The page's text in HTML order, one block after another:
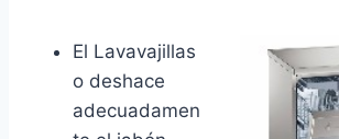
El Lavavajillas
o deshace
adecuadamen